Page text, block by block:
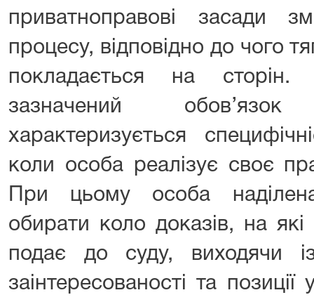
приватноправові засади
процесу, відповідно до чого
покладається на
зазначений
характеризується
коли особа реалізує своє
При цьому особа
обирати коло доказів, на які
подає до суду, виходячи
заінтересованості та